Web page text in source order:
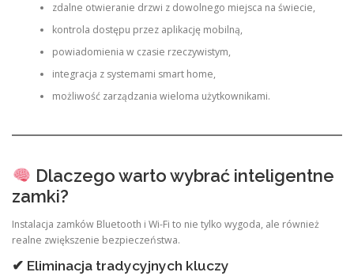
zdalne otwieranie drzwi z dowolnego miejsca na świecie,
kontrola dostępu przez aplikację mobilną,
powiadomienia w czasie rzeczywistym,
integracja z systemami smart home,
możliwość zarządzania wieloma użytkownikami.
Dlaczego warto wybrać inteligentne
zamki?
Instalacja zamków Bluetooth i Wi-Fi to nie tylko wygoda, ale również
realne zwiększenie bezpieczeństwa.
✔ Eliminacja tradycyjnych kluczy